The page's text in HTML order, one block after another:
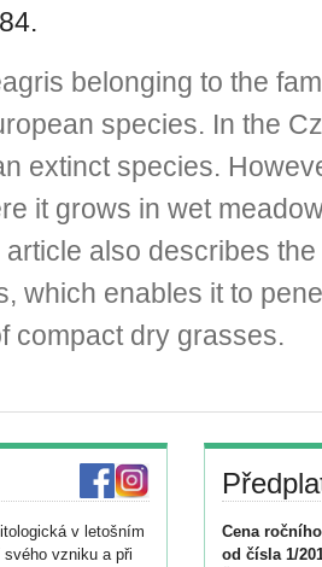
belonging to the
species. In the
extinct species.
it grows in wet
also describes
which enables it to
compact dry grasses.
v letošním
vzniku a při
Cena
od čísla 1/